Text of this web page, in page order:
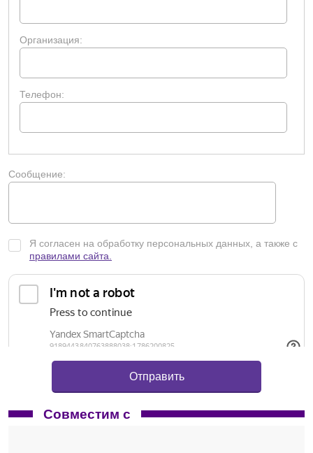
Организация:
Телефон:
Сообщение:
Я согласен на обработку персональных данных, а также с
правилами сайта.
Совместим с